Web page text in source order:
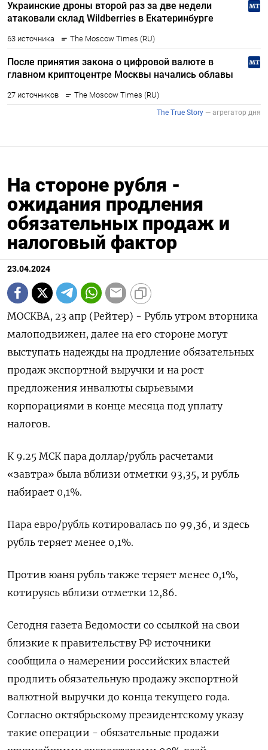
На стороне рубля -
ожидания продления
обязательных продаж и
налоговый фактор
23.04.2024
МОСКВА, 23 апр (Рейтер) - Рубль утром вторника
малоподвижен, далее на его стороне могут
выступать надежды на продление обязательных
продаж экспортной выручки и на рост
предложения инвалюты сырьевыми
корпорациями в конце месяца под уплату
налогов.
К 9.25 МСК пара доллар/рубль расчетами
«завтра» была вблизи отметки 93,35, и рубль
набирает 0,1%.
Пара евро/рубль котировалась по 99,36, и здесь
рубль теряет менее 0,1%.
Против юаня рубль также теряет менее 0,1%,
котируясь вблизи отметки 12,86.
Сегодня газета Ведомости со ссылкой на свои
близкие к правительству РФ источники
сообщила о намерении российских властей
продлить обязательную продажу экспортной
валютной выручки до конца текущего года.
Согласно октябрьскому президентскому указу
такие операции - обязательные продажи